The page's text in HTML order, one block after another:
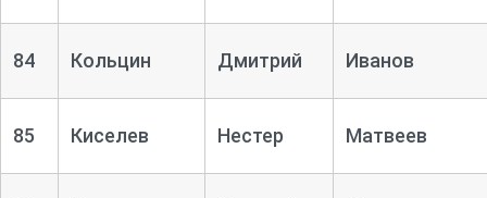
84 Кольцин Дмитрий Иванов
85 Киселев Нестер Матвеев